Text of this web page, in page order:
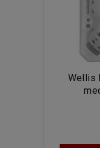
Wellis